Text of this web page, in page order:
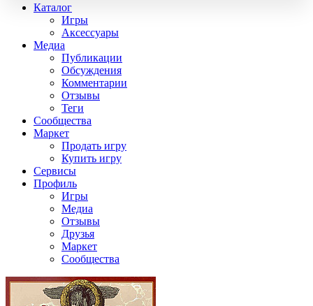
Каталог
Игры
Аксессуары
Медиа
Публикации
Обсуждения
Комментарии
Отзывы
Теги
Сообщества
Маркет
Продать игру
Купить игру
Сервисы
Профиль
Игры
Медиа
Отзывы
Друзья
Маркет
Сообщества